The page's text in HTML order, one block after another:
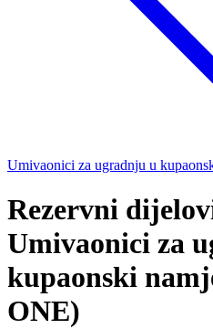
Umivaonici za ugradnju u
Rezervni
Umivaonici za
kupaonski
ONE)